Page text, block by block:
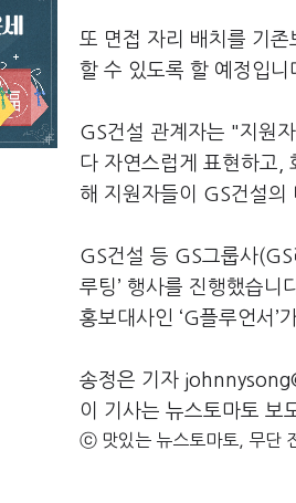
또 면접 자리 배치를 기
할 수 있도록 할 예정입니
GS건설 관계자는 "지원
다 자연스럽게 표현하고,
해 지원자들이 GS건설의
GS건설 등 GS그룹사
루팅’ 행사를 진행했습
홍보대사인 ‘G플루언서’
송정은 기자
이 기사는 뉴스토마토 보
ⓒ 맛있는 뉴스토마토, 무단